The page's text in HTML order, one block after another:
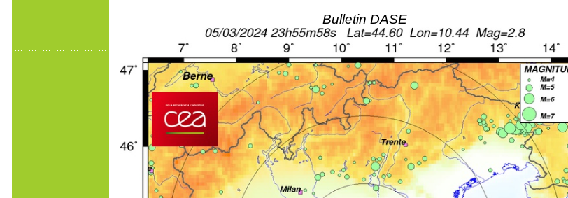
Bulletin DASE